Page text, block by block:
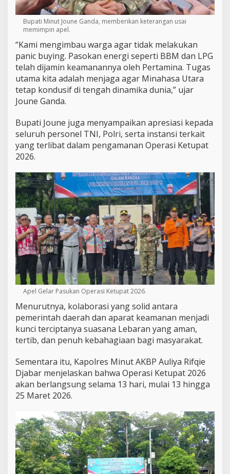
Bupati Minut Joune Ganda, memberikan keterangan usai
memimpin apel.
“Kami mengimbau warga agar tidak melakukan
panic buying. Pasokan energi seperti BBM dan LPG
telah dijamin keamanannya oleh Pertamina. Tugas
utama kita adalah menjaga agar Minahasa Utara
tetap kondusif di tengah dinamika dunia,” ujar
Joune Ganda.
Bupati Joune juga menyampaikan apresiasi kepada
seluruh personel TNI, Polri, serta instansi terkait
yang terlibat dalam pengamanan Operasi Ketupat
2026.
Apel Gelar Pasukan Operasi Ketupat 2026.
Menurutnya, kolaborasi yang solid antara
pemerintah daerah dan aparat keamanan menjadi
kunci terciptanya suasana Lebaran yang aman,
tertib, dan penuh kebahagiaan bagi masyarakat.
Sementara itu, Kapolres Minut AKBP Auliya Rifqie
Djabar menjelaskan bahwa Operasi Ketupat 2026
akan berlangsung selama 13 hari, mulai 13 hingga
25 Maret 2026.